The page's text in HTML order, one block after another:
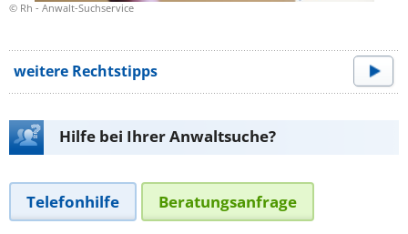
© Rh - Anwalt-Suchservice
weitere Rechtstipps
Hilfe bei Ihrer Anwaltsuche?
Telefonhilfe Beratungsanfrage